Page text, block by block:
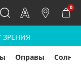
0
ЗРЕНИЯ
Оправы